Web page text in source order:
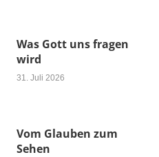
Was Gott uns fragen
wird
31. Juli 2026
Vom Glauben zum
Sehen